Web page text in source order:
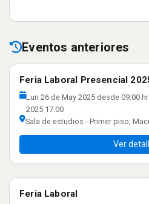
Eventos anteriores
Feria Laboral Presencial
Lun 26 de May 2025 desde 09:00
2025 17:00
Sala de estudios - Primer piso;
Ver
Feria Laboral